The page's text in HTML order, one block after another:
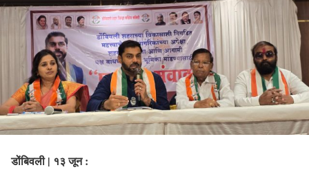
डोंबिवली | १३ जून :